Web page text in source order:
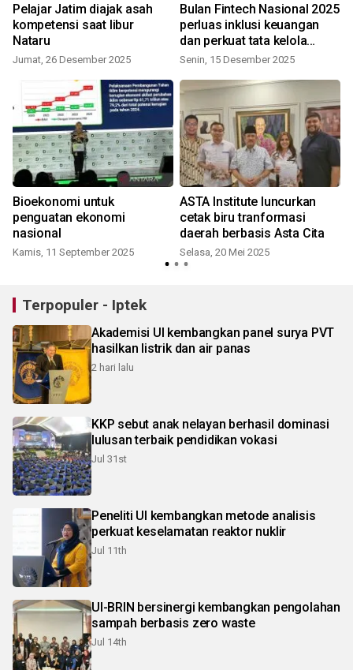
Pelajar Jatim diajak asah
kompetensi saat libur
Nataru
Jumat, 26 Desember 2025
Bulan Fintech Nasional 2025
perluas inklusi keuangan
dan perkuat tata kelola
industri
Senin, 15 Desember 2025
Bioekonomi untuk
penguatan ekonomi
nasional
Kamis, 11 September 2025
ASTA Institute luncurkan
cetak biru tranformasi
daerah berbasis Asta Cita
Selasa, 20 Mei 2025
Terpopuler - Iptek
Akademisi UI kembangkan panel surya PVT
hasilkan listrik dan air panas
2 hari lalu
KKP sebut anak nelayan berhasil dominasi
lulusan terbaik pendidikan vokasi
Jul 31st
Peneliti UI kembangkan metode analisis
perkuat keselamatan reaktor nuklir
Jul 11th
UI-BRIN bersinergi kembangkan pengolahan
sampah berbasis zero waste
Jul 14th